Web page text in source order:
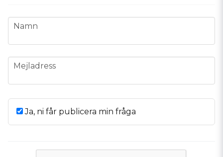
name
Namn
email
Mejladress
Ja, ni får publicera min fråga